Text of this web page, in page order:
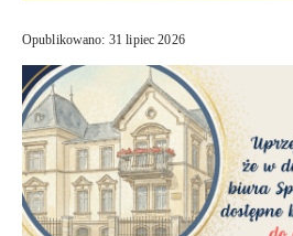
Opublikowano: 31 lipiec 2026